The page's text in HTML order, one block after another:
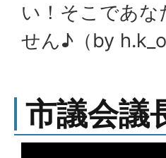
い！そこであ
せん♪（by h.k_o
市議会議